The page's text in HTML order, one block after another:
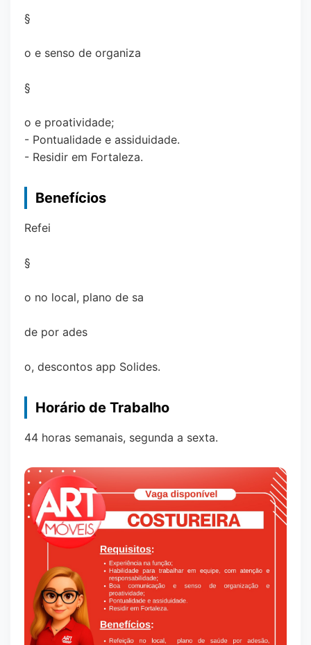
§
o e senso de organiza
§
o e proatividade;
- Pontualidade e assiduidade.
- Residir em Fortaleza.
Benefícios
Refei
§
o no local, plano de sa
de por ades
o, descontos app Solides.
Horário de Trabalho
44 horas semanais, segunda a sexta.